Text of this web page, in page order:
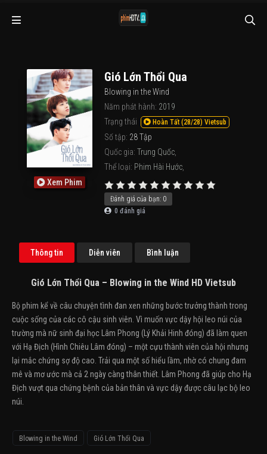
Xem Phim
Gió Lớn Thổi Qua
Blowing in the Wind
Năm phát hành: 2019
Trạng thái
Hoàn Tất (28/28) Vietsub
Số tập: 28 Tập
Quốc gia: Trung Quốc
Thể loại: Phim Hài Hước
Đánh giá của bạn: 0
0 đánh giá
Thông tin Diễn viên Bình luận
Gió Lớn Thổi Qua – Blowing in the Wind HD Vietsub
Bộ phim kể về câu chuyện tình đan xen những bước trưởng thành trong
cuộc sống của các cô cậu sinh viên. Vì muốn vực dậy hội leo núi của
trường mà nữ sinh đại học Lâm Phong (Lý Khải Hinh đóng) đã làm quen
với Hạ Địch (Hình Chiêu Lâm đóng) – một cựu thành viên của hội nhưng
lại mắc chứng sợ độ cao. Trải qua một số hiểu lầm, nhờ có chung đam
mê và mơ ước mà cả 2 ngày càng thân thiết. Lâm Phong đã giúp cho Hạ
Địch vượt qua chứng bệnh của bản thân và vực dậy được câu lạc bộ leo
núi.
Blowing in the Wind Gió Lớn Thổi Qua